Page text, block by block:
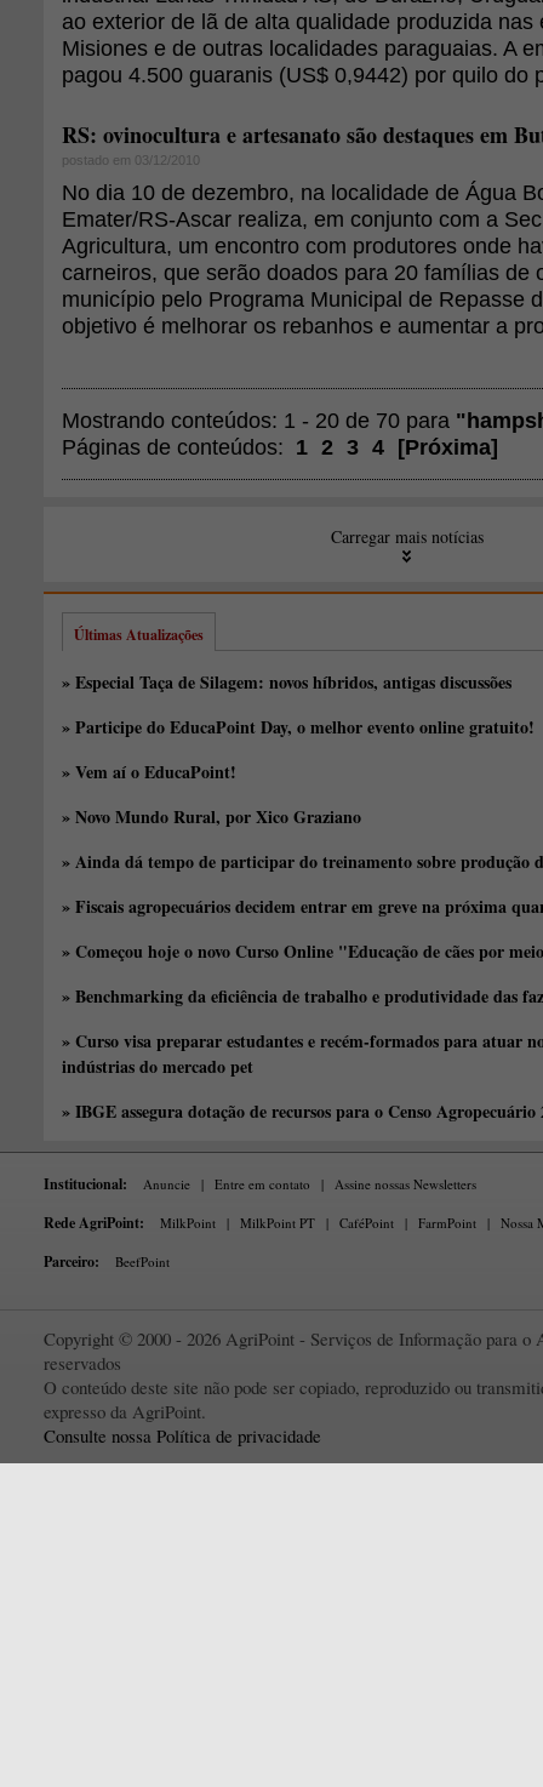
ao exterior de lã de alta qualidade produzida nas
Misiones e de outras localidades paraguaias. A
pagou 4.500 guaranis (US$ 0,9442) por quilo do
RS: ovinocultura e artesanato são destaques em
postado em 03/12/2010
No dia 10 de dezembro, na localidade de Água
Emater/RS-Ascar realiza, em conjunto com a
Agricultura, um encontro com produtores onde
carneiros, que serão doados para 20 famílias de
município pelo Programa Municipal de Repasse
objetivo é melhorar os rebanhos e aumentar a
Mostrando conteúdos: 1 - 20 de 70 para
Páginas de conteúdos: 1 2 3 4 [Próxima]
Carregar mais notícias
Últimas Atualizações
» Especial Taça de Silagem: novos híbridos, antigas discussões
» Participe do EducaPoint Day, o melhor evento online gratuito!
» Vem aí o EducaPoint!
» Novo Mundo Rural, por Xico Graziano
» Ainda dá tempo de participar do treinamento sobre produção
» Fiscais agropecuários decidem entrar em greve na próxima
» Começou hoje o novo Curso Online "Educação de cães por
» Benchmarking da eficiência de trabalho e produtividade das
» Curso visa preparar estudantes e recém-formados para atuar
indústrias do mercado pet
» IBGE assegura dotação de recursos para o Censo Agropecuário
Institucional: Anuncie | Entre em contato | Assine nossas Newsletters
Rede AgriPoint: MilkPoint | MilkPoint PT | CaféPoint | FarmPoint | Nossa
Parceiro: BeefPoint
Copyright © 2000 - 2026 AgriPoint - Serviços de Informação para o
reservados
O conteúdo deste site não pode ser copiado, reproduzido ou
expresso da AgriPoint.
Consulte nossa Política de privacidade